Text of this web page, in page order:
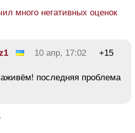
много негативных оценок
10 апр, 17:02 +15
последняя проблема